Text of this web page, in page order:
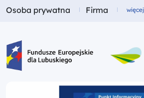
Fundusze dla
Osoba prywatna Fundusze dla
Firma więcej
Fundusze Europejskie dla Lubuskiego